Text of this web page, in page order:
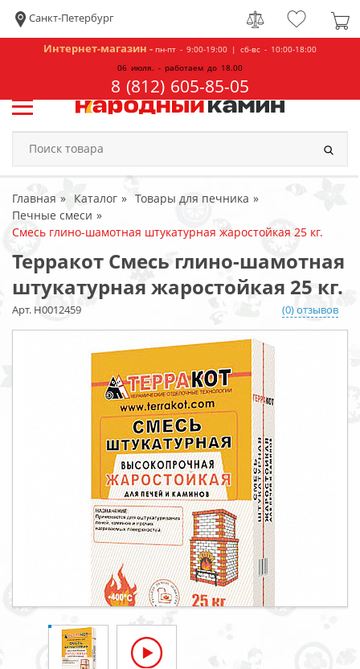
Санкт-Петербург
Интернет-магазин - пн-пт - 9:00-19:00 | сб-вс - 10:00-18:00
06 июля. - работаем до 18.00
8 (812) 605-85-05
Главная Каталог
Товары для печника
Печные смеси
Смесь глино-шамотная штукатурная жаростойкая 25 кг.
Терракот Смесь глино-шамотная
штукатурная жаростойкая 25 кг.
Арт. Н0012459 (0) отзывов